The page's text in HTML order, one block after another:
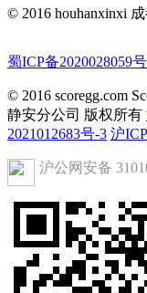
© 2016 houhanxinxi
蜀ICP备2020028059号
© 2016 scoregg.com
静安分公司 版权所有
2021012683号-3 沪
沪公网安备